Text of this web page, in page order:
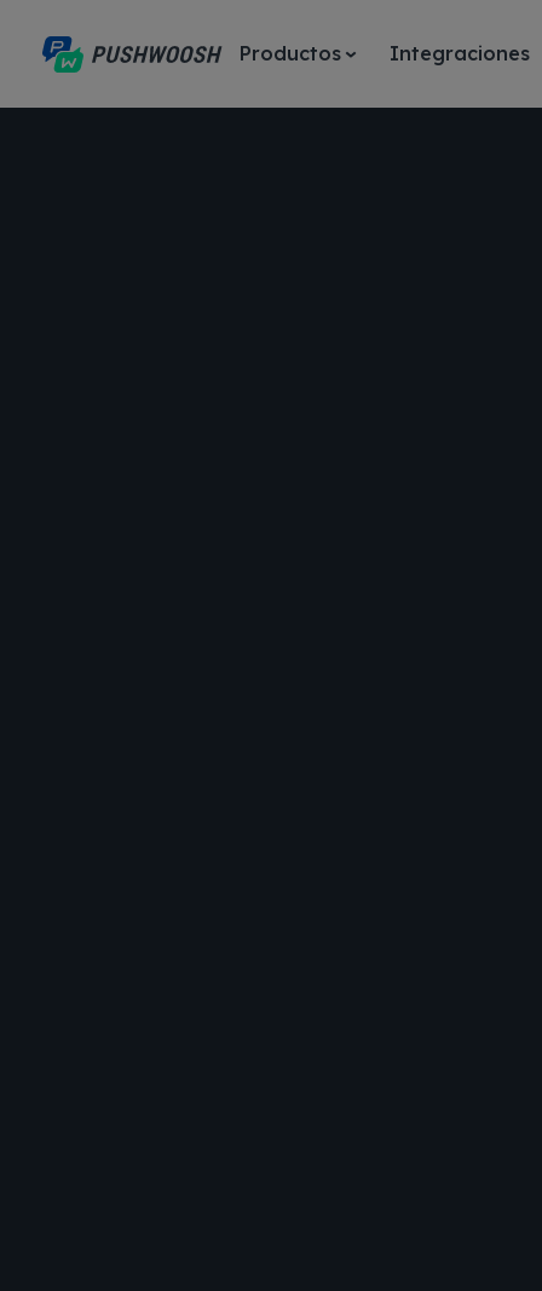
Productos Integraciones